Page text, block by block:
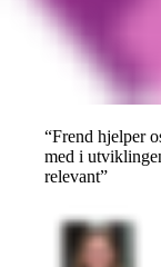
“Frend hjelper
med i
relevant”